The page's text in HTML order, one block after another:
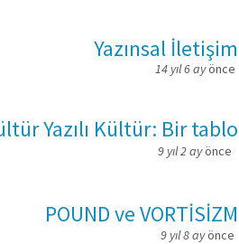
Yazınsal İletişim
14 yıl 6 ayönce
Yazılı Kültür: Bir tablo
9 yıl 2 ayönce
POUND ve VORTİSİZM
9 yıl 8 ayönce